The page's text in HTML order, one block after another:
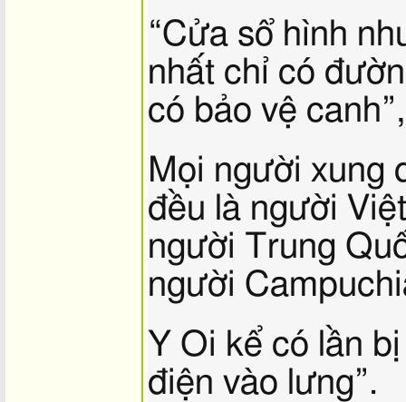
“Cửa sổ hình
nhất chỉ có
có bảo vệ
Mọi người xung
đều là người
người Trung
người
Y Oi kể có lần
điện vào lưng”.